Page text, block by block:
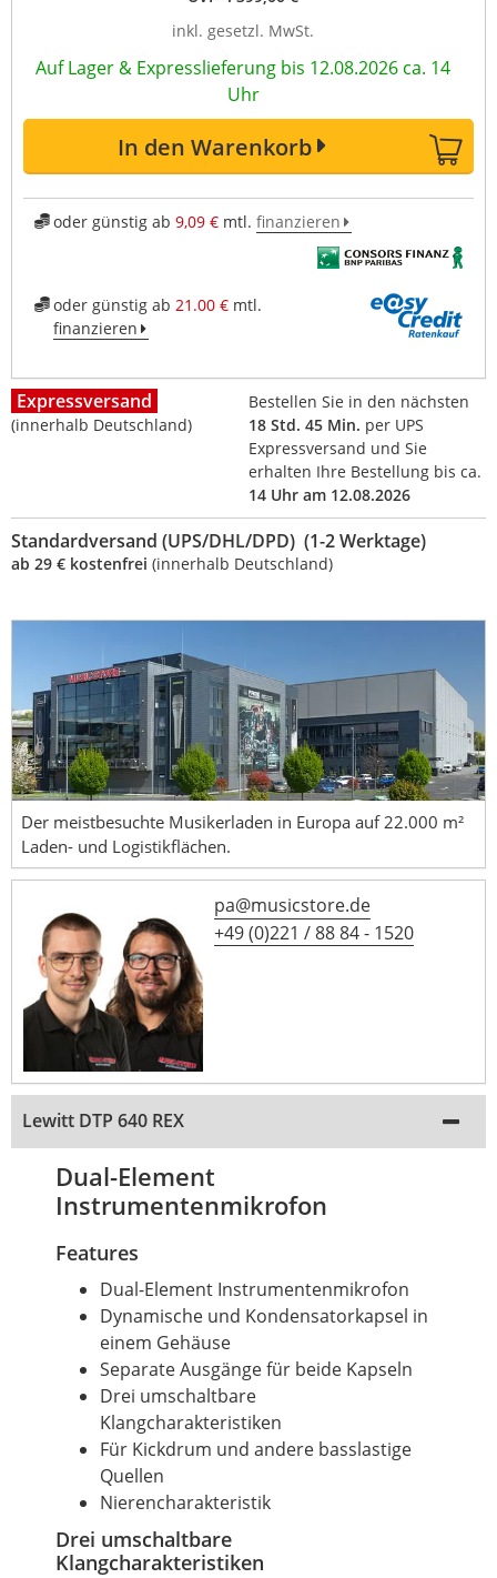
inkl. gesetzl. MwSt.
Auf Lager & Expresslieferung bis 12.08.2026 ca. 14
Uhr
In den Warenkorb
oder günstig ab 9,09 €mtl. finanzieren
oder günstig ab 21.00 €mtl.
finanzieren
Expressversand
(innerhalb Deutschland)
Bestellen Sie in den nächsten
18 Std. 45 Min. per UPS
Expressversand und Sie
erhalten Ihre Bestellung bis ca.
14 Uhr am 12.08.2026
Standardversand (UPS/DHL/DPD) (1-2 Werktage)
ab 29 € kostenfrei (innerhalb Deutschland)
Der meistbesuchte Musikerladen in Europa auf 22.000 m²
Laden- und Logistikflächen.
pa@musicstore.de
+49 (0)221 / 88 84 - 1520
Lewitt DTP 640 REX
Dual-Element
Instrumentenmikrofon
Features
Dual-Element Instrumentenmikrofon
Dynamische und Kondensatorkapsel in
einem Gehäuse
Separate Ausgänge für beide Kapseln
Drei umschaltbare
Klangcharakteristiken
Für Kickdrum und andere basslastige
Quellen
Nierencharakteristik
Drei umschaltbare
Klangcharakteristiken